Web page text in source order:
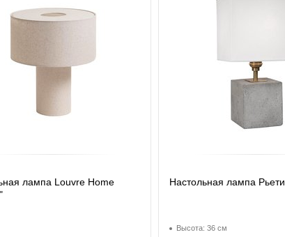
лампа Louvre Home
Настольная лампа Рьети
Высота: 36 см